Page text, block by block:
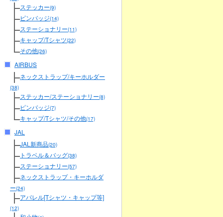
ステッカー(9)
ピンバッジ(14)
ステーショナリー(11)
キャップ/Tシャツ(22)
その他(26)
AIRBUS
ネックストラップ/キーホルダー
(38)
ステッカー/ステーショナリー(8)
ピンバッジ(7)
キャップ/Tシャツ/その他(17)
JAL
JAL新商品(20)
トラベル＆バッグ(38)
ステーショナリー(57)
ネックストラップ・キーホルダ
ー(24)
アパレル[Tシャツ・キャップ等]
(12)